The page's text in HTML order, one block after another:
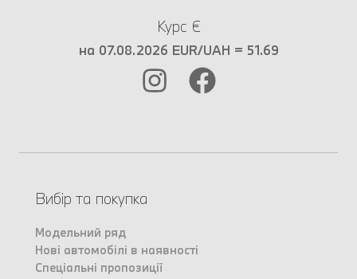
Курс €
на 07.08.2026 EUR/UAH = 51.69
Вибір та покупка
Модельний ряд
Нові автомобілі в наявності
Спеціальні пропозиції